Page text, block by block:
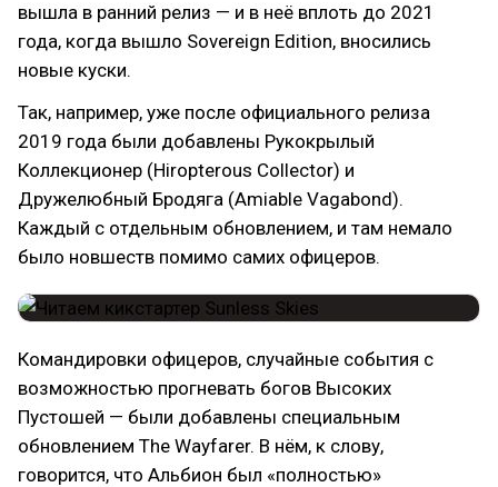
вышла в ранний релиз — и в неё вплоть до 2021
года, когда вышло Sovereign Edition, вносились
новые куски.
Так, например, уже после официального релиза
2019 года были добавлены Рукокрылый
Коллекционер (Hiropterous Collector) и
Дружелюбный Бродяга (Amiable Vagabond).
Каждый с отдельным обновлением, и там немало
было новшеств помимо самих офицеров.
Командировки офицеров, случайные события с
возможностью прогневать богов Высоких
Пустошей — были добавлены специальным
обновлением The Wayfarer. В нём, к слову,
говорится, что Альбион был «полностью»